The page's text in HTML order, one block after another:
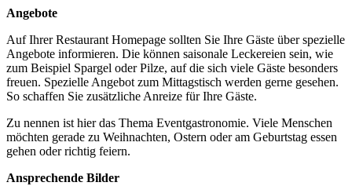
Angebote
Auf Ihrer Restaurant Homepage sollten Sie Ihre Gäste über spezielle
Angebote informieren. Die können saisonale Leckereien sein, wie
zum Beispiel Spargel oder Pilze, auf die sich viele Gäste besonders
freuen. Spezielle Angebot zum Mittagstisch werden gerne gesehen.
So schaffen Sie zusätzliche Anreize für Ihre Gäste.
Zu nennen ist hier das Thema Eventgastronomie. Viele Menschen
möchten gerade zu Weihnachten, Ostern oder am Geburtstag essen
gehen oder richtig feiern.
Ansprechende Bilder